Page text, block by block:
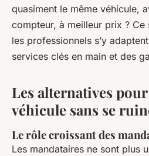
quasiment le même véhicule,
compteur, à meilleur prix ? Ce
les professionnels s’y
services clés en main et des
Les alternatives
véhicule sans se
Le rôle croissant des
Les mandataires ne sont plus